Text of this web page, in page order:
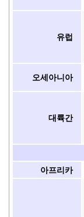
유럽
오세아니아
대륙간
아프리카